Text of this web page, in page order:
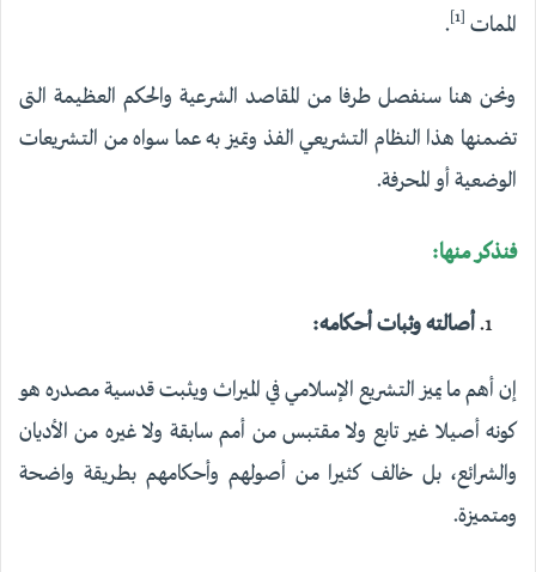
الممات [1]
.
ونحن هنا سنفصل طرفا من المقاصد الشرعية والحكم العظيمة التى
تضمنها هذا النظام التشريعي الفذ وتميز به عما سواه من التشريعات
الوضعية أو المحرفة.
فنذكر منها:
أصالته وثبات أحكامه:
إن أهم ما يميز التشريع الإسلامي في الميراث ويثبت قدسية مصدره هو
كونه أصيلا غير تابع ولا مقتبس من أمم سابقة ولا غيره من الأديان
والشرائع، بل خالف كثيرا من أصولهم وأحكامهم بطريقة واضحة
ومتميزة.